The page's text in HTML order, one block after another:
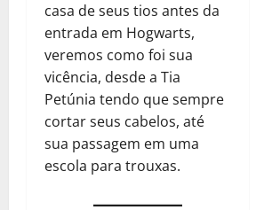
casa de seus tios antes da
entrada em Hogwarts,
veremos como foi sua
vicência, desde a Tia
Petúnia tendo que sempre
cortar seus cabelos, até
sua passagem em uma
escola para trouxas.